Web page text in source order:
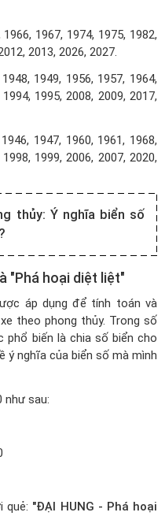
1967, 1974, 1975, 1982,
2013, 2026, 2027.
1949, 1956, 1957, 1964,
1995, 2008, 2009, 2017,
1947, 1960, 1961, 1968,
1999, 2006, 2007, 2020,
thủy: Ý nghĩa biển số
"Phá hoại diệt liệt"
áp dụng để tính toán và
theo phong thủy. Trong số
biến là chia số biển cho
ý nghĩa của biển số mà mình
như sau:
quẻ: "ĐẠI HUNG - Phá hoại